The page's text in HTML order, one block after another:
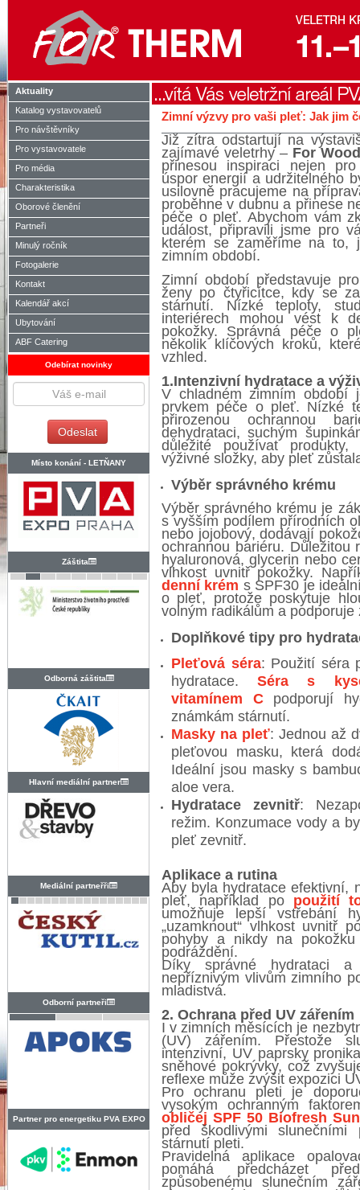
Aktuality
Katalog vystavovatelů
Pro návštěvníky
Pro vystavovatele
Pro média
Charakteristika
Oborové členění
Partneři
Minulý ročník
Fotogalerie
Kontakt
Kalendář akcí
Ubytování
ABF Catering
Odebírat novinky
Místo konání - LETŇANY
Záštita
Odborná záštita
Hlavní mediální partner
Mediální partneřři
Odborní partneři
Partner pro energetiku PVA EXPO
Zimní výzvy pro vaši pleť: Jak jim
Již zítra odstartují na
zajímavé veletrhy – For
přinesou inspiraci nejen
úspor energií a udržitelného
usilovně pracujeme na
proběhne v dubnu a přinese
péče o pleť. Abychom vám
událost, připravili jsme pro
kterém se zaměříme na
zimním období.
Zimní období představuje
ženy po čtyřicítce, kdy se
stárnutí. Nízké teploty,
interiérech mohou vést k
pokožky. Správná péče o
několik klíčových kroků,
vzhled.
1.Intenzivní hydratace a
V chladném zimním období
prvkem péče o pleť. Nízké
přirozenou ochrannou
dehydrataci, suchým
důležité používat
výživné složky, aby pleť
Výběr správného krému
Výběr správného krému je
s vyšším podílem přírodních
nebo jojobový, dodávají
ochrannou bariéru.
hyaluronová, glycerin nebo
vlhkost uvnitř pokožky.
denní krém s SPF30 je
o pleť, protože poskytuje
volným radikálům a
Doplňkové tipy pro
Pleťová séra: Použití séra
hydratace.Séra s
vitamínem Cpodporují
známkám stárnutí.
Masky na pleť: Jednou až
pleťovou masku, která
Ideální jsou masky s
aloe vera.
Hydratace zevnitř:
režim. Konzumace vody a
pleť zevnitř.
Aplikace a rutina
Aby byla hydratace efektivní,
pleť, například po použití
umožňuje lepší vstřebání
„uzamknout“ vlhkost uvnitř
pohyby a nikdy na
podráždění.
Díky správné hydrataci
nepříznivým vlivům zimního
mladistvá.
2. Ochrana před UV zářením
I v zimních měsících je
(UV) zářením. Přestože
intenzivní, UV paprsky
sněhové pokrývky, což
reflexe může zvýšit expozici
Pro ochranu pleti je
vysokým ochranným
obličej SPF 50 Biofresh
před škodlivými
stárnutí pleti.
Pravidelná aplikace
pomáhá předcházet
způsobenému slunečním